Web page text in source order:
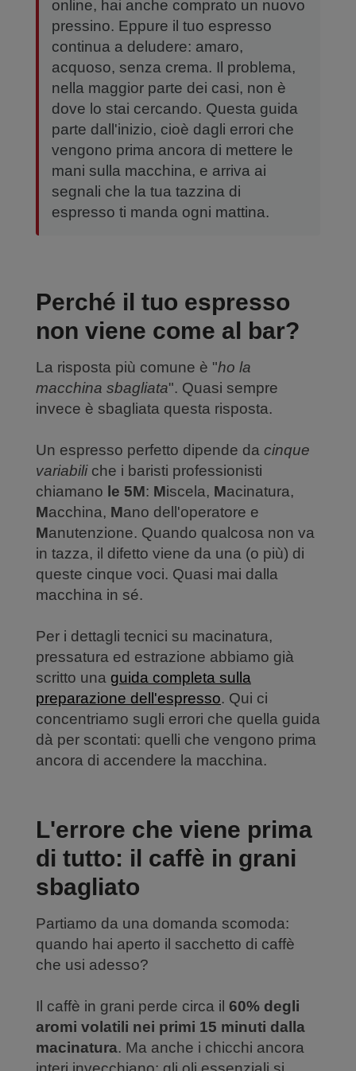
online, hai anche comprato un nuovo
pressino. Eppure il tuo espresso
continua a deludere: amaro,
acquoso, senza crema. Il problema,
nella maggior parte dei casi, non è
dove lo stai cercando. Questa guida
parte dall'inizio, cioè dagli errori che
vengono prima ancora di mettere le
mani sulla macchina, e arriva ai
segnali che la tua tazzina di
espresso ti manda ogni mattina.
Perché il tuo espresso
non viene come al bar?
La risposta più comune è "ho la
macchina sbagliata". Quasi sempre
invece è sbagliata questa risposta.
Un espresso perfetto dipende da cinque
variabiliche i baristi professionisti
chiamano le 5M: Miscela, Macinatura,
Macchina, Mano dell'operatore e
Manutenzione. Quando qualcosa non va
in tazza, il difetto viene da una (o più) di
queste cinque voci. Quasi mai dalla
macchina in sé.
Per i dettagli tecnici su macinatura,
pressatura ed estrazione abbiamo già
scritto una guida completa sulla
preparazione dell'espresso. Qui ci
concentriamo sugli errori che quella guida
dà per scontati: quelli che vengono prima
ancora di accendere la macchina.
L'errore che viene prima
di tutto: il caffè in grani
sbagliato
Partiamo da una domanda scomoda:
quando hai aperto il sacchetto di caffè
che usi adesso?
Il caffè in grani perde circa il 60% degli
aromi volatili nei primi 15 minuti dalla
macinatura. Ma anche i chicchi ancora